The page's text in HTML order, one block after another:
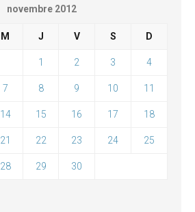
novembre 2012
M J V S D
1 2 3 4
7 8 9 10 11
14 15 16 17 18
21 22 23 24 25
28 29 30